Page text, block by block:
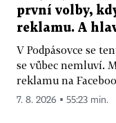
první volby,
reklamu. A
V Podpásovce se
se vůbec nemluví.
reklamu na
7. 8. 2026 ▪ 55:23 min.